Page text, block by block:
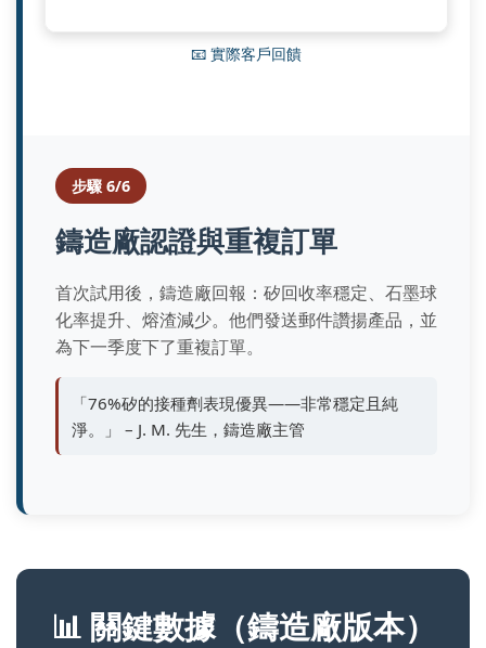
步驟 6/6
鑄造廠認證與重複訂單
首次試用後，鑄造廠回報：矽回收率穩定、石墨球
化率提升、熔渣減少。他們發送郵件讚揚產品，並
為下一季度下了重複訂單。
「76%矽的接種劑表現優異——非常穩定且純
淨。」 – J. M. 先生，鑄造廠主管
📧 實際客戶回饋
📊 關鍵數據（鑄造廠版本）